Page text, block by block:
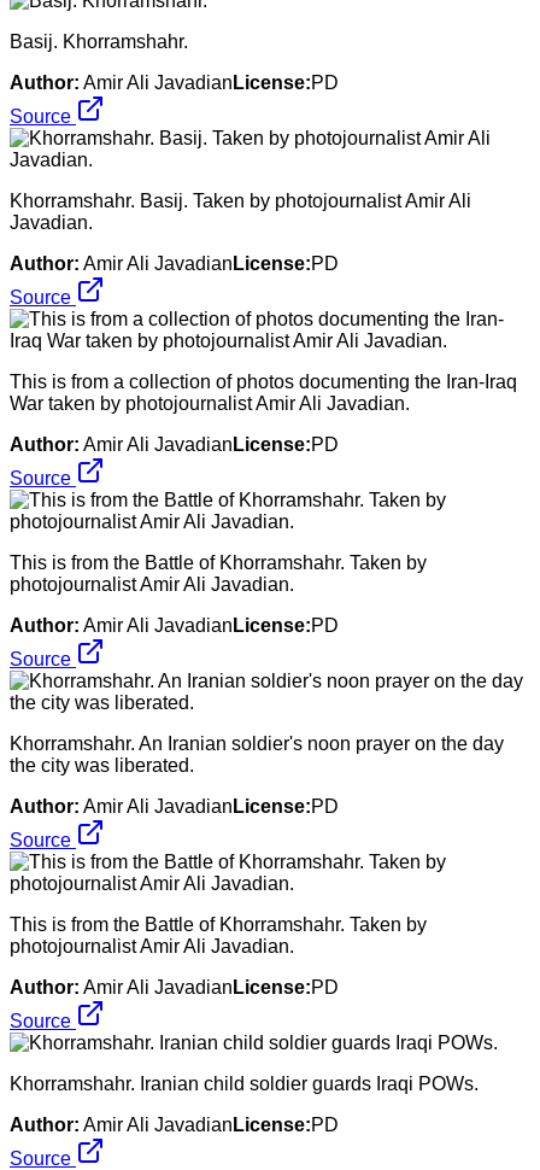
Basij. Khorramshahr.
Author: Amir Ali Javadian License:PD
Source
Khorramshahr. Basij. Taken by photojournalist Amir Ali
Javadian.
Author: Amir Ali Javadian License:PD
Source
This is from a collection of photos documenting the Iran-Iraq
War taken by photojournalist Amir Ali Javadian.
Author: Amir Ali Javadian License:PD
Source
This is from the Battle of Khorramshahr. Taken by
photojournalist Amir Ali Javadian.
Author: Amir Ali Javadian License:PD
Source
Khorramshahr. An Iranian soldier's noon prayer on the day
the city was liberated.
Author: Amir Ali Javadian License:PD
Source
This is from the Battle of Khorramshahr. Taken by
photojournalist Amir Ali Javadian.
Author: Amir Ali Javadian License:PD
Source
Khorramshahr. Iranian child soldier guards Iraqi POWs.
Author: Amir Ali Javadian License:PD
Source